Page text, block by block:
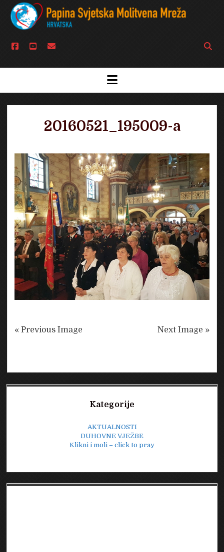
facebook
youtubeemail
Open
bar
open
menu
20160521_195009-a
« Previous Image Next Image »
Kategorije
AKTUALNOSTI
DUHOVNE VJEŽBE
Klikni i moli – click to pray